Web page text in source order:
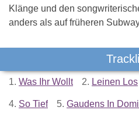
Klänge und den
anders als auf früheren
1. Was Ihr Wollt 2. Leinen Los
4. So Tief 5. Gaudens In